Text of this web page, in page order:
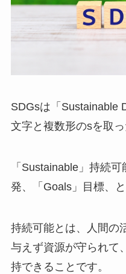
SDGsは「Sustainable
文字と複数形のsを取っ
「Sustainable」持続
発、「Goals」目標、
持続可能とは、人間の
与えず資源が守られて
持できることです。